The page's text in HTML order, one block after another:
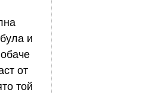
и
от
той